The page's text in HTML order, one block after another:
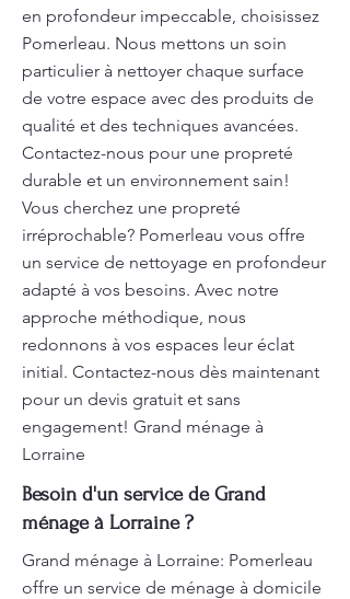
en profondeur impeccable, choisissez
Pomerleau. Nous mettons un soin
particulier à nettoyer chaque surface
de votre espace avec des produits de
qualité et des techniques avancées.
Contactez-nous pour une propreté
durable et un environnement sain!
Vous cherchez une propreté
irréprochable? Pomerleau vous offre
un service de nettoyage en profondeur
adapté à vos besoins. Avec notre
approche méthodique, nous
redonnons à vos espaces leur éclat
initial. Contactez-nous dès maintenant
pour un devis gratuit et sans
engagement! Grand ménage à
Lorraine
Besoin d'un service de Grand
ménage à Lorraine ?
Grand ménage à Lorraine: Pomerleau
offre un service de ménage à domicile